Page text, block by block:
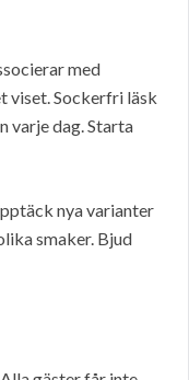
med
viset. Sockerfri läsk
varje dag. Starta
nya varianter
smaker. Bjud